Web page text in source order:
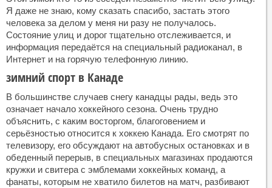
Я даже не знаю, кому сказать спасибо, застать этого
человека за делом у меня ни разу не получалось.
Состояние улиц и дорог тщательно отслеживается, и
информация передаётся на специальный радиоканал, в
Интернет и на горячую телефонную линию.
зимний спорт в Канаде
В большинстве случаев снегу канадцы рады, ведь это
означает начало хоккейного сезона. Очень трудно
объяснить, с каким восторгом, благоговением и
серьёзностью относится к хоккею Канада. Его смотрят по
телевизору, его обсуждают на автобусных остановках и в
обеденный перерыв, в специальных магазинах продаются
кружки и свитера с эмблемами хоккейных команд, а
фанаты, которым не хватило билетов на матч, разбивают